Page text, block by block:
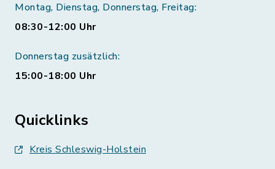
Montag, Dienstag, Donnerstag, Freitag:
08:30-12:00 Uhr
Donnerstag zusätzlich:
15:00-18:00 Uhr
Quicklinks
Kreis Schleswig-Holstein